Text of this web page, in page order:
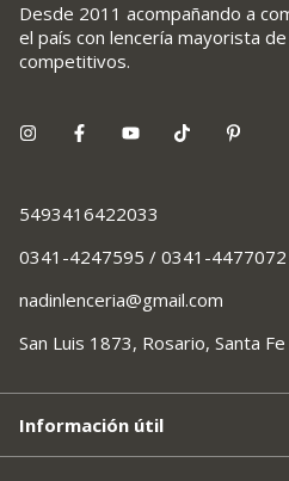
Desde 2011 acompañando a
el país con lencería mayorista
competitivos.
5493416422033
0341-4247595 / 0341-
nadinlenceria@gmail.com
San Luis 1873, Rosario, Santa
Información útil